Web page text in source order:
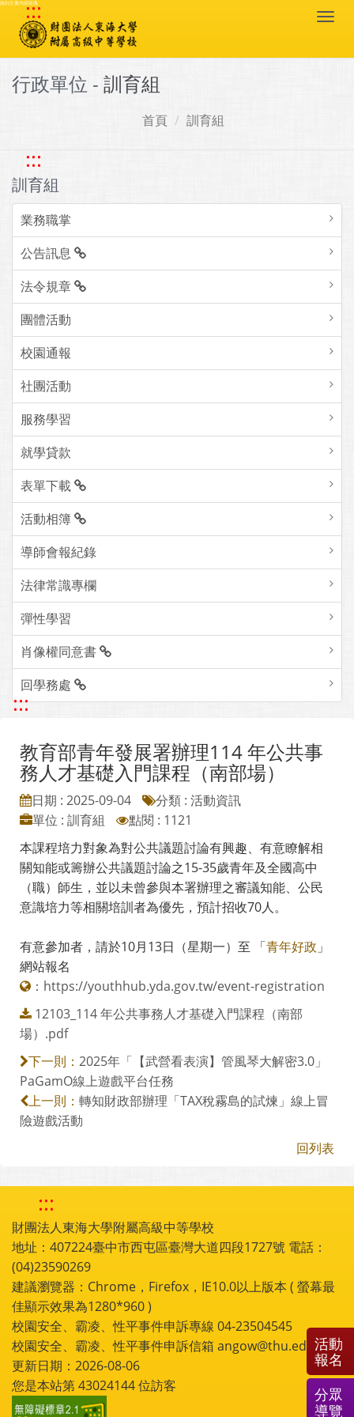
跳到主要內容區塊
:::
行政單位 - 訓育組
首頁 訓育組
:::
訓育組
業務職掌
公告訊息
法令規章
團體活動
校園通報
社團活動
服務學習
就學貸款
表單下載
活動相簿
導師會報紀錄
法律常識專欄
彈性學習
肖像權同意書
回學務處
:::
教育部青年發展署辦理114 年公共事
務人才基礎入門課程（南部場）
日期 : 2025-09-04
分類 : 活動資訊
單位 : 訓育組
點閱 : 1121
本課程培力對象為對公共議題討論有興趣、有意瞭解相
關知能或籌辦公共議題討論之15-35歲青年及全國高中
（職）師生，並以未曾參與本署辦理之審議知能、公民
意識培力等相關培訓者為優先，預計招收70人。
有意參加者，請於10月13日（星期一）至 「青年好政 」
網站報名
： https://youthhub.yda.gov.tw/event-registration
12103_114 年公共事務人才基礎入門課程（南部
場）.pdf
下一則： 2025年「【武營看表演】管風琴大解密3.0」
PaGamO線上遊戲平台任務
上一則： 轉知財政部辦理「TAX稅霧島的試煉」線上冒
險遊戲活動
回列表
:::
財團法人東海大學附屬高級中等學校
地址：407224臺中市西屯區臺灣大道四段1727號 電話：
(04)23590269
建議瀏覽器：Chrome，Firefox，IE10.0以上版本 ( 螢幕最
佳顯示效果為1280*960 )
校園安全、霸凌、性平事件申訴專線 04-23504545
校園安全、霸凌、性平事件申訴信箱 angow@thu.edu.tw
更新日期：2026-08-06
您是本站第43024144位訪客
活動
報名
分眾
導覽